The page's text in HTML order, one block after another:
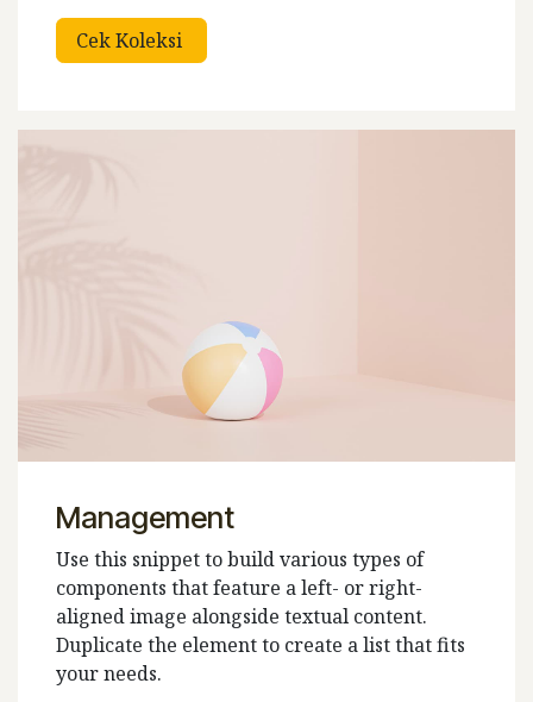
Cek Koleksi ​
Management
Use this snippet to build various types of
components that feature a left- or right-
aligned image alongside textual content.
Duplicate the element to create a list that fits
your needs.